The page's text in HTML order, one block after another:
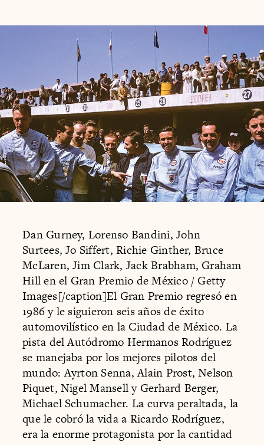
Dan Gurney, Lorenso Bandini, John
Surtees, Jo Siffert, Richie Ginther, Bruce
McLaren, Jim Clark, Jack Brabham, Graham
Hill en el Gran Premio de México / Getty
Images[/caption]El Gran Premio regresó en
1986 y le siguieron seis años de éxito
automovilístico en la Ciudad de México. La
pista del Autódromo Hermanos Rodríguez
se manejaba por los mejores pilotos del
mundo: Ayrton Senna, Alain Prost, Nelson
Piquet, Nigel Mansell y Gerhard Berger,
Michael Schumacher. La curva peraltada, la
que le cobró la vida a Ricardo Rodríguez,
era la enorme protagonista por la cantidad